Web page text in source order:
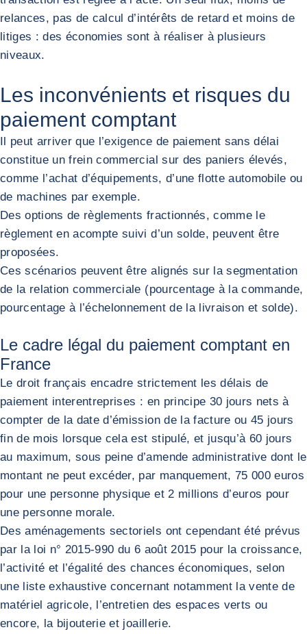
relances, pas de calcul d’intérêts de retard et moins de
litiges : des économies sont à réaliser à plusieurs
niveaux.
Les inconvénients et risques du
paiement comptant
Il peut arriver que l’exigence de paiement sans délai
constitue un frein commercial sur des paniers élevés,
comme l’achat d’équipements, d’une flotte automobile ou
de machines par exemple.
Des options de règlements fractionnés, comme le
règlement en acompte suivi d’un solde, peuvent être
proposées.
Ces scénarios peuvent être alignés sur la segmentation
de la relation commerciale (pourcentage à la commande,
pourcentage à l’échelonnement de la livraison et solde).
Le cadre légal du paiement comptant en
France
Le droit français encadre strictement les délais de
paiement interentreprises : en principe 30 jours nets à
compter de la date d’émission de la facture ou 45 jours
fin de mois lorsque cela est stipulé, et jusqu’à 60 jours
au maximum, sous peine d’amende administrative dont le
montant ne peut excéder, par manquement, 75 000 euros
pour une personne physique et 2 millions d’euros pour
une personne morale.
Des aménagements sectoriels ont cependant été prévus
par la loi n° 2015-990 du 6 août 2015 pour la croissance,
l’activité et l’égalité des chances économiques, selon
une liste exhaustive concernant notamment la vente de
matériel agricole, l’entretien des espaces verts ou
encore, la bijouterie et joaillerie.